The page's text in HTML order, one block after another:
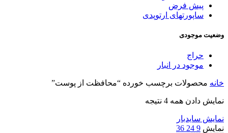
پیش فرض
ساپورتهای ارتوپدی
وضعیت موجودی
حراج
موجود در انبار
خانه محصولات برچسب خورده “محافظت از پوست”
نمایش دادن همه 4 نتیجه
نمایش سایدبار
نمایش 9
24
36